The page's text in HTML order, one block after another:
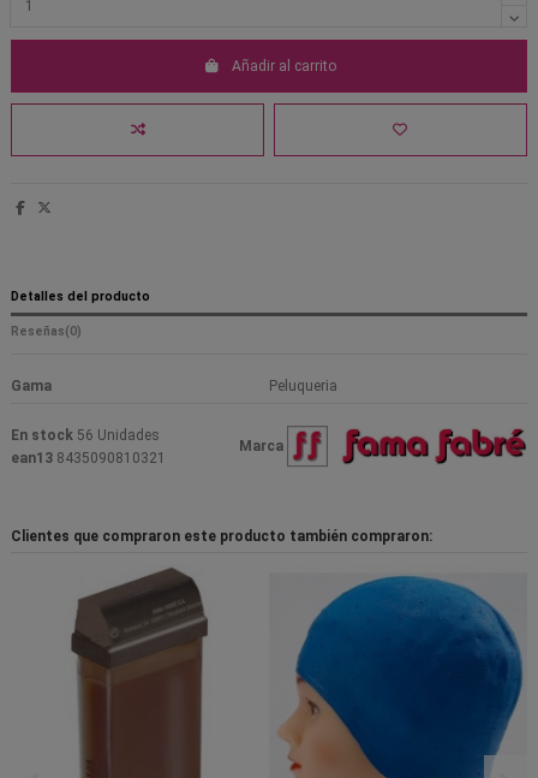
Añadir al carrito
Detalles del producto
Reseñas(0)
Gama Peluqueria
Marca
En stock 56 Unidades
ean13 8435090810321
Clientes que compraron este producto también compraron: